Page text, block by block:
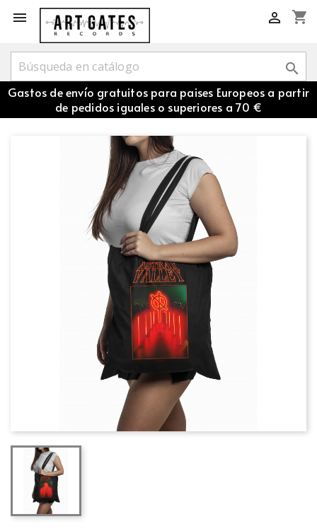
 shopping_cart


Gastos de envío gratuitos para paises Europeos a partir
de pedidos iguales o superiores a 70 €